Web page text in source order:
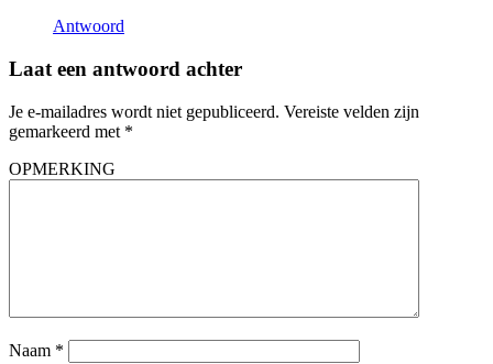
Antwoord
Laat een antwoord achter
Je e-mailadres wordt niet gepubliceerd. Vereiste velden zijn
gemarkeerd met *
OPMERKING
Naam *